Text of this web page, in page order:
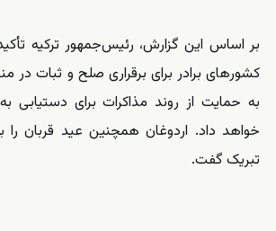
بر اساس این گزارش، رئیس‌جمهور ترکیه تأکید
کشورهای برادر برای برقراری صلح و ثبات در
به حمایت از روند مذاکرات برای دستیابی
خواهد داد. اردوغان همچنین عید قربان
تبریک گفت.